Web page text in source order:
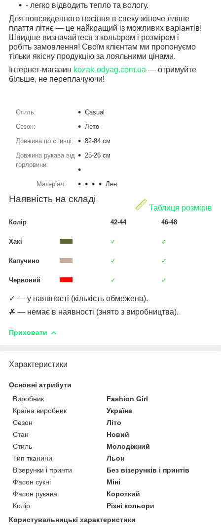
- легко відводить тепло та вологу.
Для повсякденного носіння в спеку жіноче лляне
плаття літнє — це найкращий із можливих варіантів!
Швидше визначайтеся з кольором і розміром і
робіть замовлення! Своїм клієнтам ми пропонуємо
тільки якісну продукцію за лояльними цінами.
Інтернет-магазин kozak-odyag.com.ua — отримуйте
більше, не переплачуючи!
Стиль:
Casual
Сезон:
Лето
Довжина по спинці:
82-84 см
Довжина рукава від
горловини:
25-26 см
Матеріал: Лен
Таблиця розмірів
Наявність на складі
Колір 42-44 46-48
Хакі ✓ ✓
Капучино ✓ ✓
Червоний ✓ ✓
✓ — у наявності (кількість обмежена).
✗ — немає в наявності (знято з виробництва).
Приховати
Характеристики
Основні атрибути
Виробник
Fashion Girl
Країна виробник
Україна
Сезон
Літо
Стан
Новий
Стиль
Молодіжний
Тип тканини
Льон
Візерунки і принти
Без візерунків і принтів
Фасон сукні
Міні
Фасон рукава
Короткий
Колір
Різні кольори
Користувальницькі характеристики